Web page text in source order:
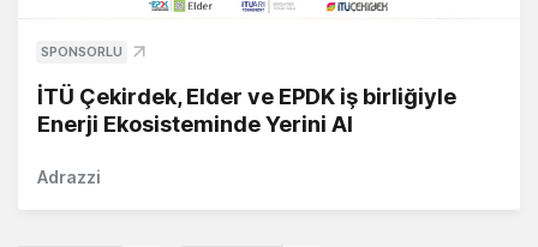
SPONSORLU
İTÜ Çekirdek, Elder ve EPDK iş birliğiyle
Enerji Ekosisteminde Yerini Al
Adrazzi